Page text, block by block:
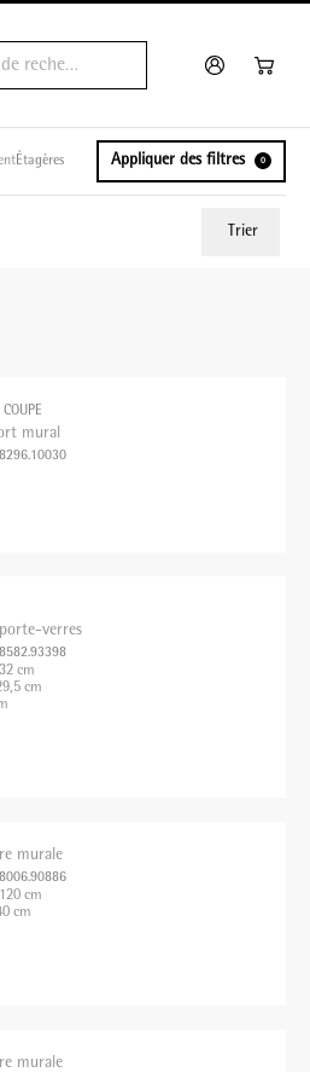
Étagères Appliquer des filtres 0
Trier
COUPE
mural
verres
cm
cm
murale
cm
cm
murale